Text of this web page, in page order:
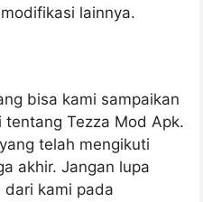
lainnya.
bisa kami sampaikan
Tezza Mod Apk.
telah mengikuti
akhir. Jangan lupa
kami pada